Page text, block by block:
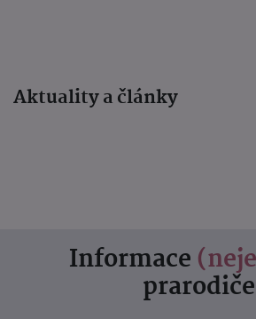
Aktuality a články
Informace
prarodiče